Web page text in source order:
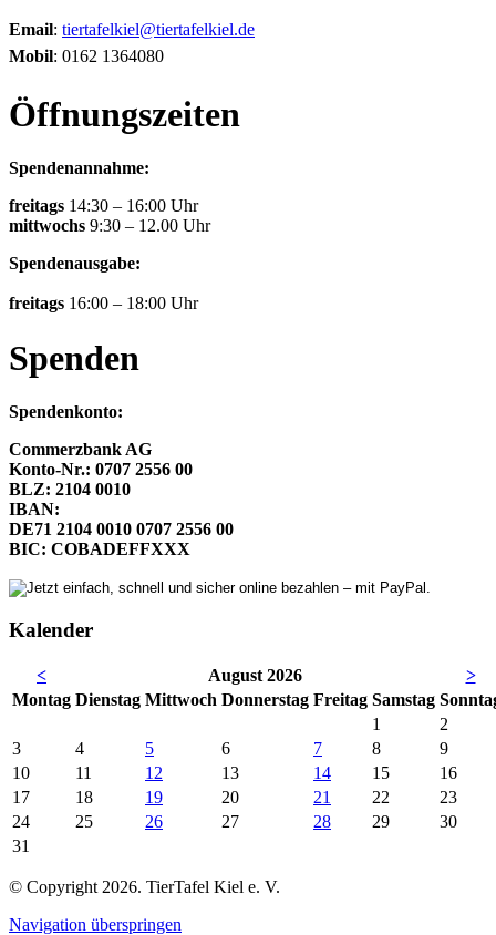
Email: tiertafelkiel@tiertafelkiel.de
Mobil: 0162 1364080
Öffnungszeiten
Spendenannahme:
freitags 14:30 – 16:00 Uhr
mittwochs 9:30 – 12.00 Uhr
Spendenausgabe:
freitags 16:00 – 18:00 Uhr
Spenden
Spendenkonto:
Commerzbank AG
Konto-Nr.: 0707 2556 00
BLZ: 2104 0010
IBAN:
DE71 2104 0010 0707 2556 00
BIC: COBADEFFXXX
Kalender
< August 2026
>
Montag Dienstag Mittwoch Donnerstag Freitag Samstag So
1
2
3
4 5 6 7 8
9
10
11 12 13 14 15
16
17
18 19 20 21 22
23
24
25 26 27 28 29
30
31
© Copyright 2026. TierTafel Kiel e. V.
Navigation überspringen